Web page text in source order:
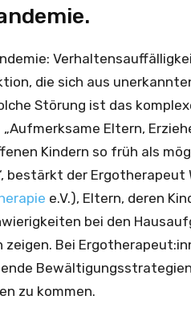
die sich aus
Störung ist das
Eltern,
Kindern so früh als
bestärkt der Ergotherapeut
e.V.), Eltern, deren
bei den
Bei
zu kommen.